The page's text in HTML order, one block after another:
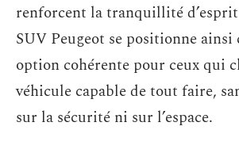
renforcent la tranquillité
SUV Peugeot se positionne ainsi
option cohérente pour ceux qui
véhicule capable de tout faire,
sur la sécurité ni sur l’espace.